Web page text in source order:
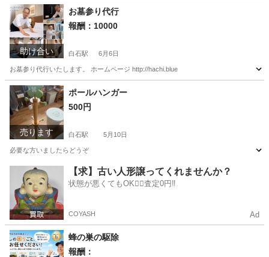
助け合い
お墓参り代行
報酬：10000
白石駅 6月6日
お墓参り代行いたします。 ホームページ http://hachi.blue
北海道 札幌市 手伝いたい/助けたい
売ります
ポールハンガー
500円
白石駅 5月10日
必要な方いましたらどうぞ
北海道 白石駅 寝具 ポール
【求】古い人形譲ってくれませんか？
状態が悪くてもOK🙆‍♀️査定0円‼️
COYASH Ad
蜂の巣の駆除
報酬：